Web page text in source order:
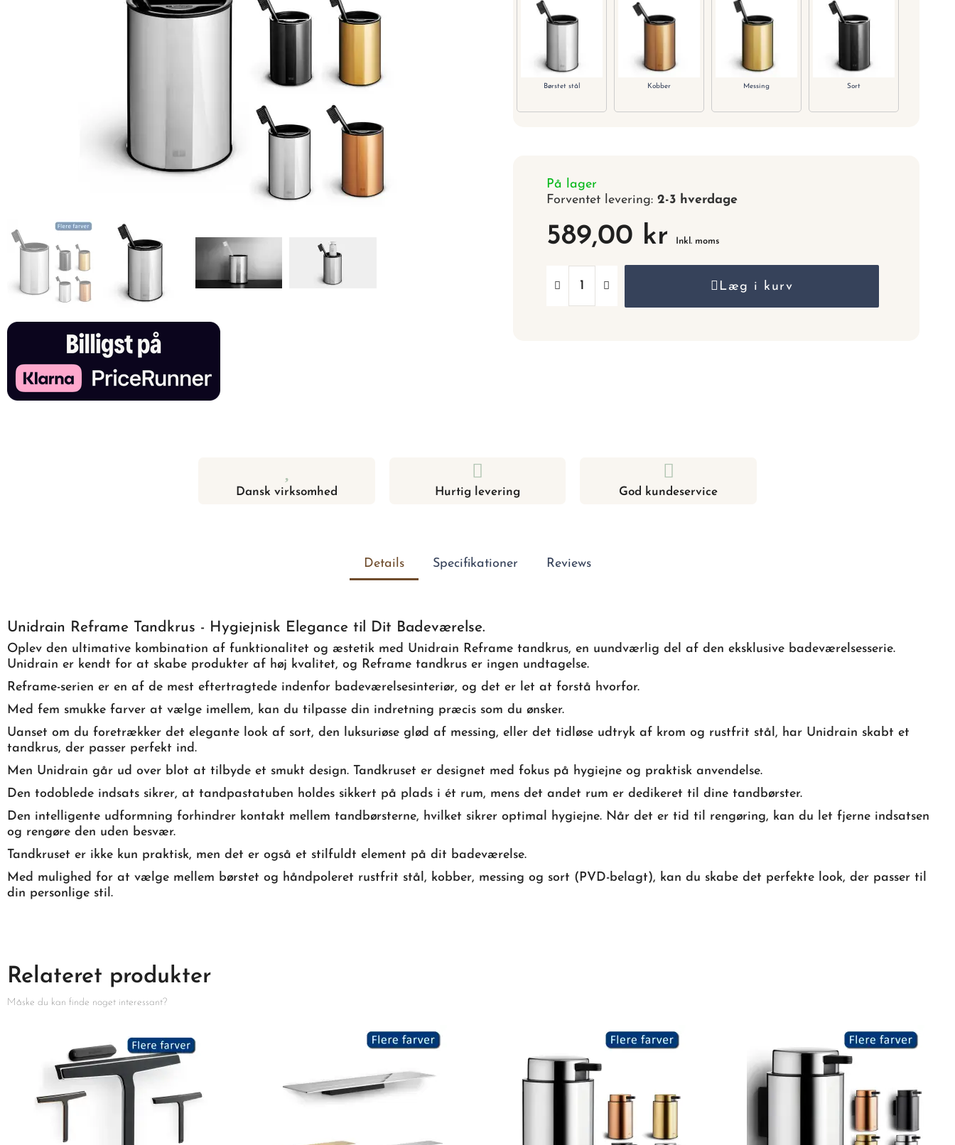
Børstet stål Kobber Messing Sort
På lager
Forventet levering:2-3 hverdage
589,00 kr Inkl. moms
Læg i kurv
Dansk virksomhed Hurtig levering God kundeservice
Details Specifikationer Reviews
Unidrain Reframe Tandkrus - Hygiejnisk Elegance til Dit Badeværelse.
Oplev den ultimative kombination af funktionalitet og æstetik med Unidrain Reframe tandkrus, en uundværlig del af den eksklusive badeværelsesserie.
Unidrain er kendt for at skabe produkter af høj kvalitet, og Reframe tandkrus er ingen undtagelse.
Reframe-serien er en af de mest eftertragtede indenfor badeværelsesinteriør, og det er let at forstå hvorfor.
Med fem smukke farver at vælge imellem, kan du tilpasse din indretning præcis som du ønsker.
Uanset om du foretrækker det elegante look af sort, den luksuriøse glød af messing, eller det tidløse udtryk af krom og rustfrit stål, har Unidrain skabt et
tandkrus, der passer perfekt ind.
Men Unidrain går ud over blot at tilbyde et smukt design. Tandkruset er designet med fokus på hygiejne og praktisk anvendelse.
Den todoblede indsats sikrer, at tandpastatuben holdes sikkert på plads i ét rum, mens det andet rum er dedikeret til dine tandbørster.
Den intelligente udformning forhindrer kontakt mellem tandbørsterne, hvilket sikrer optimal hygiejne. Når det er tid til rengøring, kan du let fjerne indsatsen
og rengøre den uden besvær.
Tandkruset er ikke kun praktisk, men det er også et stilfuldt element på dit badeværelse.
Med mulighed for at vælge mellem børstet og håndpoleret rustfrit stål, kobber, messing og sort (PVD-belagt), kan du skabe det perfekte look, der passer til
din personlige stil.
Relateret produkter
Måske du kan finde noget interessant?